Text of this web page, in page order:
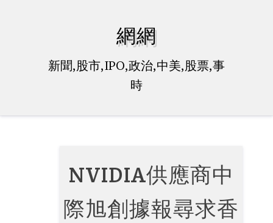
網網
新聞,股市,IPO,政治,中美,股票,事
時
NVIDIA供應商中
際旭創據報尋求香